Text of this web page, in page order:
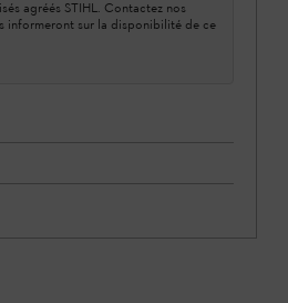
agréés STIHL. Contactez nos
informeront sur la disponibilité de ce